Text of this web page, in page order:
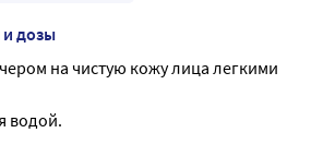
дозы
на чистую кожу лица легкими
водой.